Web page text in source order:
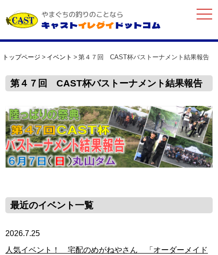
やまぐちの釣りのことなら
キャストイレグイドットコム
トップページ イベント 第４７回 CAST杯バストーナメント結果報告
第４７回 CAST杯バストーナメント結果報告
最近のイベント一覧
2026.7.25
人気イベント！ 宅配のめがねやさん 「オーダーメイド